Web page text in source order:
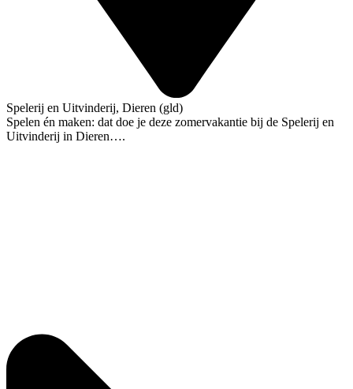
Spelerij en Uitvinderij, Dieren (gld)
Spelen én maken: dat doe je deze zomervakantie bij de Spelerij en
Uitvinderij in Dieren….